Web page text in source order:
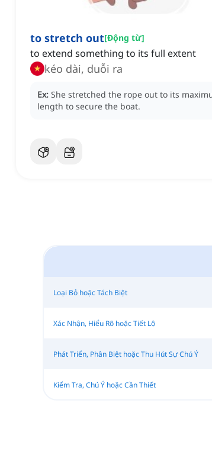
to stretch out[Động từ]
to extend something to its full extent
kéo dài, duỗi ra
Ex: She stretched the rope out to its
length to secure the boat.
Loại Bỏ hoặc Tách Biệt
Xác Nhận, Hiểu Rõ hoặc Tiết Lộ
Phát Triển, Phân Biệt hoặc Thu Hút Sự Chú Ý
Kiểm Tra, Chú Ý hoặc Cần Thiết